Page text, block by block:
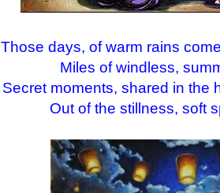
Those days, of warm rains
Miles of windless,
Secret moments, shared in the
Out of the stillness, soft